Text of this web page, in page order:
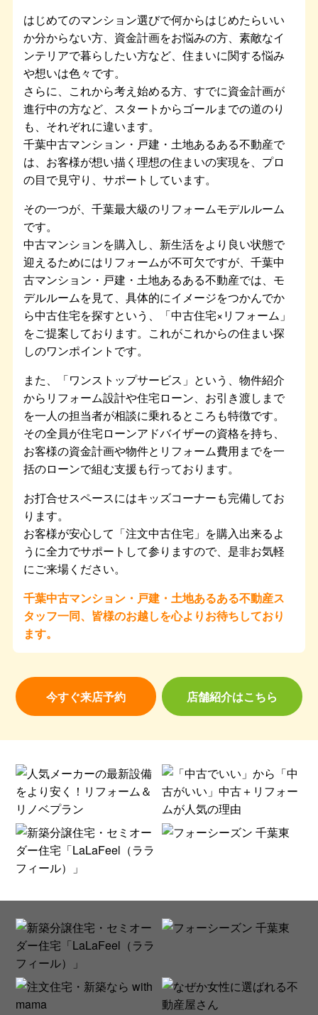
はじめてのマンション選びで何からはじめたらいい
か分からない方、資金計画をお悩みの方、素敵なイ
ンテリアで暮らしたい方など、住まいに関する悩み
や想いは色々です。
さらに、これから考え始める方、すでに資金計画が
進行中の方など、スタートからゴールまでの道のり
も、それぞれに違います。
千葉中古マンション・戸建・土地あるある不動産で
は、お客様が想い描く理想の住まいの実現を、プロ
の目で見守り、サポートしています。
その一つが、千葉最大級のリフォームモデルルーム
です。
中古マンションを購入し、新生活をより良い状態で
迎えるためにはリフォームが不可欠ですが、千葉中
古マンション・戸建・土地あるある不動産では、モ
デルルームを見て、具体的にイメージをつかんでか
ら中古住宅を探すという、「中古住宅×リフォーム」
をご提案しております。これがこれからの住まい探
しのワンポイントです。
また、「ワンストップサービス」という、物件紹介
からリフォーム設計や住宅ローン、お引き渡しまで
を一人の担当者が相談に乗れるところも特徴です。
その全員が住宅ローンアドバイザーの資格を持ち、
お客様の資金計画や物件とリフォーム費用までを一
括のローンで組む支援も行っております。
お打合せスペースにはキッズコーナーも完備してお
ります。
お客様が安心して「注文中古住宅」を購入出来るよ
うに全力でサポートして参りますので、是非お気軽
にご来場ください。
千葉中古マンション・戸建・土地あるある不動産ス
タッフ一同、皆様のお越しを心よりお待ちしており
ます。
今すぐ来店予約 店舗紹介はこちら